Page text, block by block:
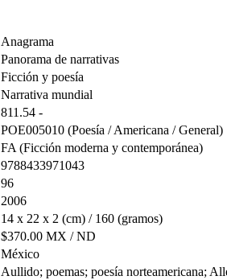
Anagrama
Panorama de narrativas
Ficción y poesía
Narrativa mundial
811.54 -
POE005010 (Poesía / Americana / General)
FA (Ficción moderna y contemporánea)
9788433971043
96
2006
14 x 22 x 2 (cm) / 160 (gramos)
$370.00 MX / ND
México
Aullido; poemas; poesía norteamericana;